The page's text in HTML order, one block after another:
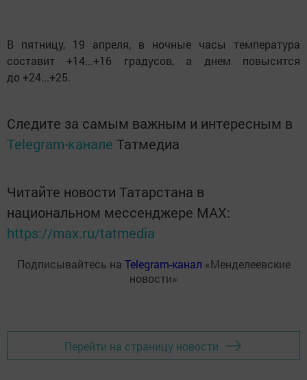
В пятницу, 19 апреля, в ночные часы температура
составит +14...+16 градусов, а днем повысится
до +24...+25.
Следите за самым важным и интересным в
Telegram-канале Татмедиа
Читайте новости Татарстана в
национальном мессенджере MАХ:
https://max.ru/tatmedia
Подписывайтесь на Telegram-канал «Менделеевские
новости»
Перейти на страницу новости